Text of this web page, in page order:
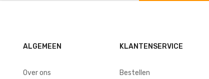
ALGEMEEN
Over ons
KLANTENSERVICE
Bestellen